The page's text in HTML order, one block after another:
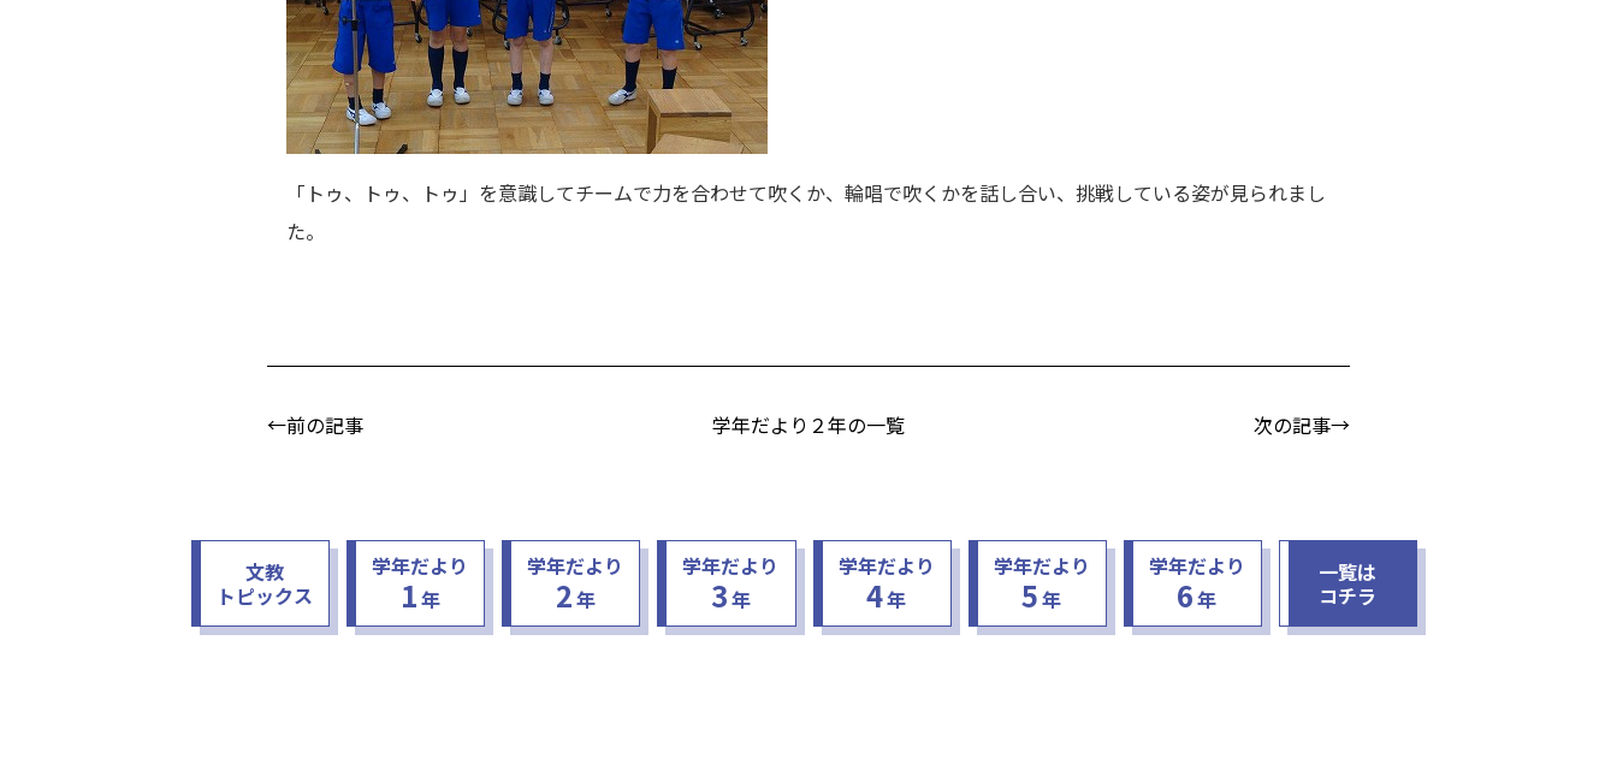
「トゥ、トゥ、トゥ」を意識してチームで力を合わせて吹くか、輪唱で吹くかを話し合い、挑戦している姿が見られまし
た。
←前の記事 学年だより２年の一覧 次の記事→
文教
トピックス
学年だより
1年
学年だより
2年
学年だより
3年
学年だより
4年
学年だより
5年
学年だより
6年
一覧は
コチラ